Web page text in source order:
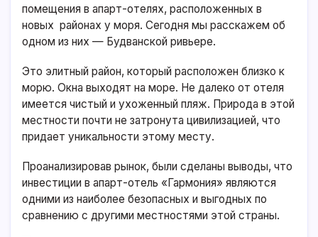
помещения в апарт-отелях, расположенных в
новых районах у моря. Сегодня мы расскажем об
одном из них — Будванской ривьере.
Это элитный район, который расположен близко к
морю. Окна выходят на море. Не далеко от отеля
имеется чистый и ухоженный пляж. Природа в этой
местности почти не затронута цивилизацией, что
придает уникальности этому месту.
Проанализировав рынок, были сделаны выводы, что
инвестиции в апарт-отель «Гармония» являются
одними из наиболее безопасных и выгодных по
сравнению с другими местностями этой страны.